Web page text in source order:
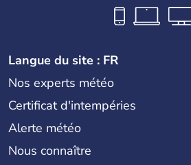
Langue du site : FR
Nos experts météo
Certificat d'intempéries
Alerte météo
Nous connaître